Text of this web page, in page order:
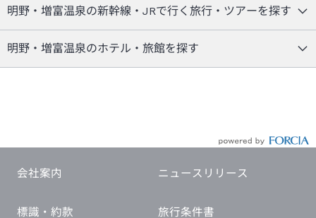
明野・増富温泉の新幹線・JRで行く旅行・ツアーを探す
明野・増富温泉のホテル・旅館を探す
会社案内 ニュースリリース
標識・約款 旅行条件書